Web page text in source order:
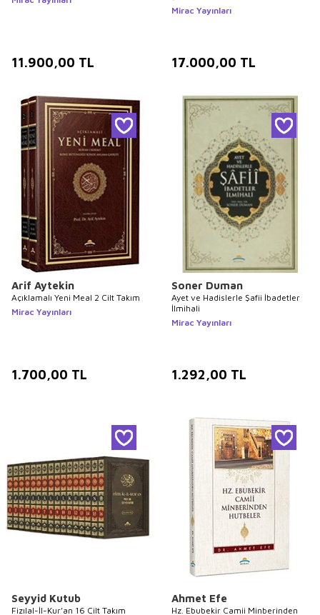
11.900,00 TL
Mirac Yayınları
17.000,00 TL
Arif Aytekin
Açıklamalı Yeni Meal 2 Cilt Takım
Mirac Yayınları
1.700,00 TL
Soner Duman
Ayet ve Hadislerle Şafii İbadetler
İlmihali
Mirac Yayınları
1.292,00 TL
Seyyid Kutub
Fizılal-İl-Kur’an 16 Cilt Takım
Ahmet Efe
Hz. Ebubekir Camii Minberinden